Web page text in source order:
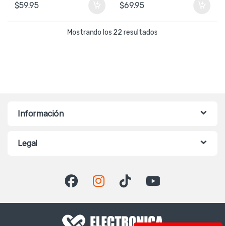
$59.95 $69.95
Mostrando los 22 resultadosOrdenado por precio:
Información
Legal